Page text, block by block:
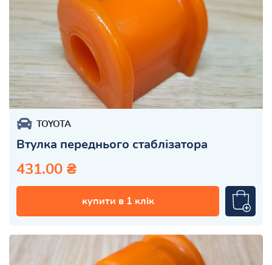
TOYOTA
Втулка переднього стаблізатора
431.00 ₴
купити в 1 клік